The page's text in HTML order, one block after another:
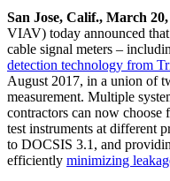
San Jose, Calif., March 20,
VIAV) today announced
cable signal meters –
detection technology from
August 2017, in a union of
measurement. Multiple
contractors can now
test instruments at different
to DOCSIS 3.1, and
efficiently minimizing